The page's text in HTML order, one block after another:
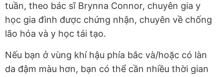
tuần, theo bác sĩ Brynna Connor, chuyên gia y
học gia đình được chứng nhận, chuyên về chống
lão hóa và y học tái tạo.
Nếu bạn ở vùng khí hậu phía bắc và/hoặc có làn
da đậm màu hơn, bạn có thể cần nhiều thời gian